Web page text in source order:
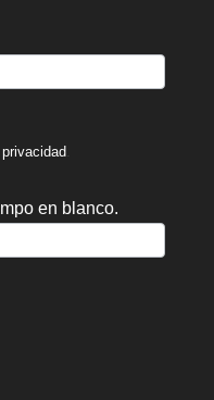
.
en blanco.